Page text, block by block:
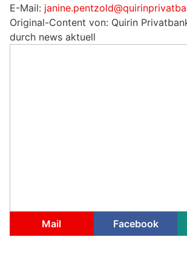
E-Mail:
Original-Content von: Quirin
durch news aktuell
Mail Facebook